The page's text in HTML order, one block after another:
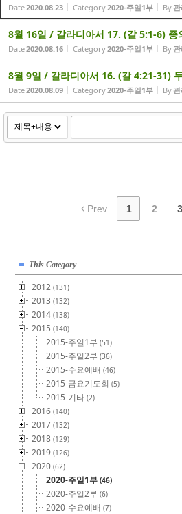
Date2020.08.23 Category2020-주일1부 By
8월 16일 / 갈라디아서 17. (갈 5:1-6) 종
Date2020.08.16 Category2020-주일1부 By
8월 9일 / 갈라디아서 16. (갈 4:21-31)
Date2020.08.09 Category2020-주일1부 By
Prev 1 2 3
This Category
2012(131)
2013(132)
2014(138)
2015(140)
2015-주일1부(51)
2015-주일2부(36)
2015-수요예배(46)
2015-금요기도회(5)
2015-기타(2)
2016(140)
2017(132)
2018(129)
2019(126)
2020(62)
2020-주일1부(46)
2020-주일2부(6)
2020-수요예배(7)